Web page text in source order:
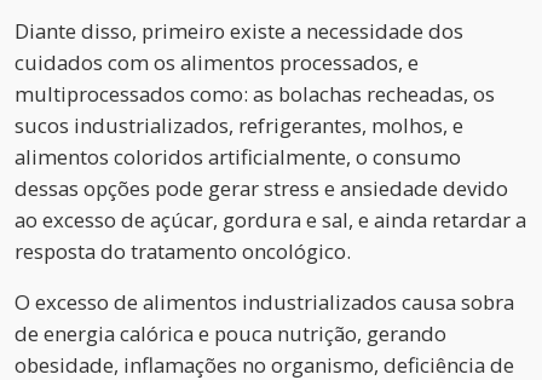
Diante disso, primeiro existe a necessidade dos
cuidados com os alimentos processados, e
multiprocessados como: as bolachas recheadas, os
sucos industrializados, refrigerantes, molhos, e
alimentos coloridos artificialmente, o consumo
dessas opções pode gerar stress e ansiedade devido
ao excesso de açúcar, gordura e sal, e ainda retardar a
resposta do tratamento oncológico.
O excesso de alimentos industrializados causa sobra
de energia calórica e pouca nutrição, gerando
obesidade, inflamações no organismo, deficiência de